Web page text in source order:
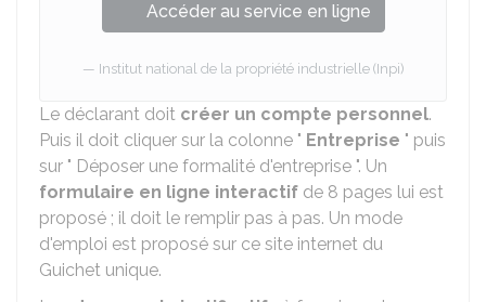
Accéder au service en ligne
Institut national de la propriété industrielle (Inpi)
Le déclarant doit créer un compte personnel.
Puis il doit cliquer sur la colonne " Entreprise " puis
sur " Déposer une formalité d'entreprise ". Un
formulaire en ligne interactif de 8 pages lui est
proposé ; il doit le remplir pas à pas. Un mode
d'emploi est proposé sur ce site internet du
Guichet unique.